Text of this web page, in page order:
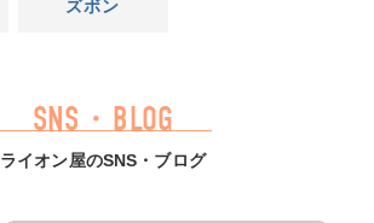
ズボン
SNS・BLOG
ライオン屋のSNS・ブログ